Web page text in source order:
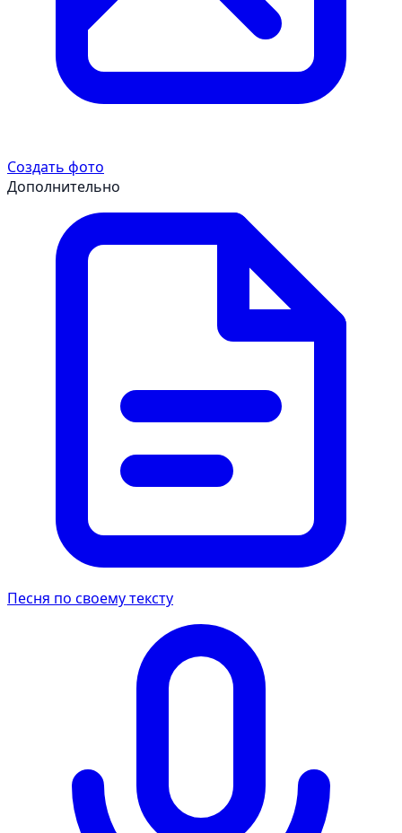
Создать фото
Дополнительно
Песня по своему тексту